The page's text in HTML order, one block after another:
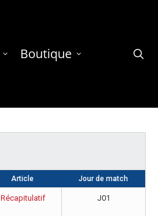
Boutique
Article Jour de match
Récapitulatif J01